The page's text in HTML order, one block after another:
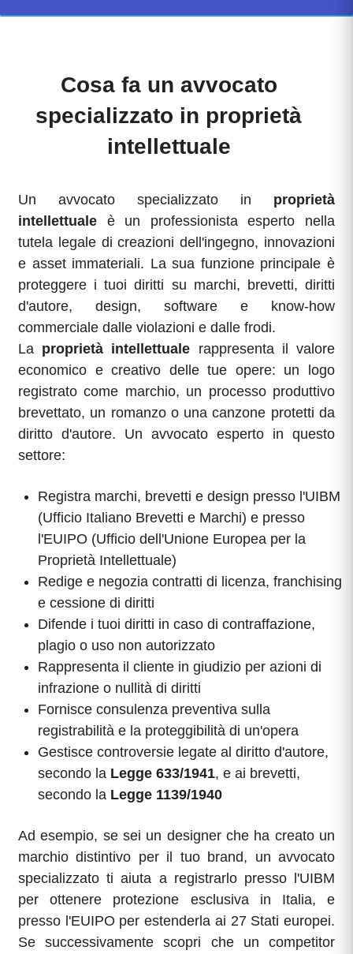
Cosa fa un avvocato
specializzato in proprietà
intellettuale
Un avvocato specializzato in proprietà
intellettuale è un professionista esperto nella
tutela legale di creazioni dell'ingegno, innovazioni
e asset immateriali. La sua funzione principale è
proteggere i tuoi diritti su marchi, brevetti, diritti
d'autore, design, software e know-how
commerciale dalle violazioni e dalle frodi.
La proprietà intellettuale rappresenta il valore
economico e creativo delle tue opere: un logo
registrato come marchio, un processo produttivo
brevettato, un romanzo o una canzone protetti da
diritto d'autore. Un avvocato esperto in questo
settore:
Registra marchi, brevetti e design presso l'UIBM
(Ufficio Italiano Brevetti e Marchi) e presso
l'EUIPO (Ufficio dell'Unione Europea per la
Proprietà Intellettuale)
Redige e negozia contratti di licenza, franchising
e cessione di diritti
Difende i tuoi diritti in caso di contraffazione,
plagio o uso non autorizzato
Rappresenta il cliente in giudizio per azioni di
infrazione o nullità di diritti
Fornisce consulenza preventiva sulla
registrabilità e la proteggibilità di un'opera
Gestisce controversie legate al diritto d'autore,
secondo la Legge 633/1941, e ai brevetti,
secondo la Legge 1139/1940
Ad esempio, se sei un designer che ha creato un
marchio distintivo per il tuo brand, un avvocato
specializzato ti aiuta a registrarlo presso l'UIBM
per ottenere protezione esclusiva in Italia, e
presso l'EUIPO per estenderla ai 27 Stati europei.
Se successivamente scopri che un competitor